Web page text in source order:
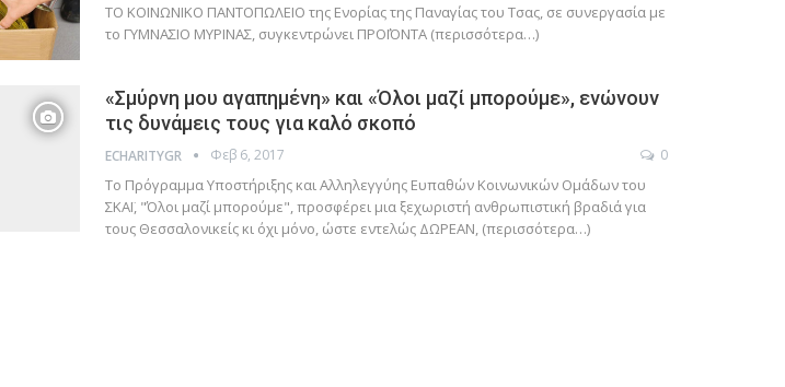
ΤΟ ΚΟΙΝΩΝΙΚΟ ΠΑΝΤΟΠΩΛΕΙΟ της Ενορίας της Παναγίας του Τσας, σε συνεργασία με
το ΓΥΜΝΑΣΙΟ ΜΥΡΙΝΑΣ, συγκεντρώνει ΠΡΟΪΌΝΤΑ (περισσότερα…)
«Σμύρνη μου αγαπημένη» και «Όλοι μαζί μπορούμε», ενώνουν
τις δυνάμεις τους για καλό σκοπό
ECHARITYGR Φεβ 6, 2017 0
Το Πρόγραμμα Υποστήριξης και Αλληλεγγύης Ευπαθών Κοινωνικών Ομάδων του
ΣΚΑΪ, "Όλοι μαζί μπορούμε", προσφέρει μια ξεχωριστή ανθρωπιστική βραδιά για
τους Θεσσαλονικείς κι όχι μόνο, ώστε εντελώς ΔΩΡΕΑΝ, (περισσότερα…)